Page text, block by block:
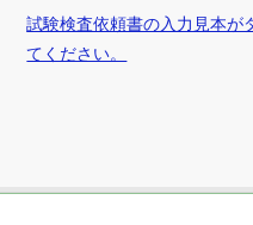
試験検査依頼書の入力見本が
てください。